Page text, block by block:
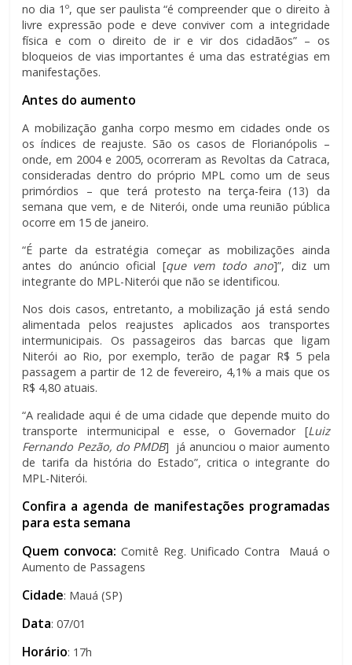
no dia 1º, que ser paulista “é compreender que o direito à
livre expressão pode e deve conviver com a integridade
física e com o direito de ir e vir dos cidadãos” – os
bloqueios de vias importantes é uma das estratégias em
manifestações.
Antes do aumento
A mobilização ganha corpo mesmo em cidades onde os
os índices de reajuste. São os casos de Florianópolis –
onde, em 2004 e 2005, ocorreram as Revoltas da Catraca,
consideradas dentro do próprio MPL como um de seus
primórdios – que terá protesto na terça-feira (13) da
semana que vem, e de Niterói, onde uma reunião pública
ocorre em 15 de janeiro.
“É parte da estratégia começar as mobilizações ainda
antes do anúncio oficial [que vem todo ano]”, diz um
integrante do MPL-Niterói que não se identificou.
Nos dois casos, entretanto, a mobilização já está sendo
alimentada pelos reajustes aplicados aos transportes
intermunicipais. Os passageiros das barcas que ligam
Niterói ao Rio, por exemplo, terão de pagar R$ 5 pela
passagem a partir de 12 de fevereiro, 4,1% a mais que os
R$ 4,80 atuais.
“A realidade aqui é de uma cidade que depende muito do
transporte intermunicipal e esse, o Governador [Luiz
Fernando Pezão, do PMDB] já anunciou o maior aumento
de tarifa da história do Estado”, critica o integrante do
MPL-Niterói.
Confira a agenda de manifestações programadas
para esta semana
Quem convoca:Comitê Reg. Unificado Contra Mauá o
Aumento de Passagens
Cidade: Mauá (SP)
Data: 07/01
Horário: 17h